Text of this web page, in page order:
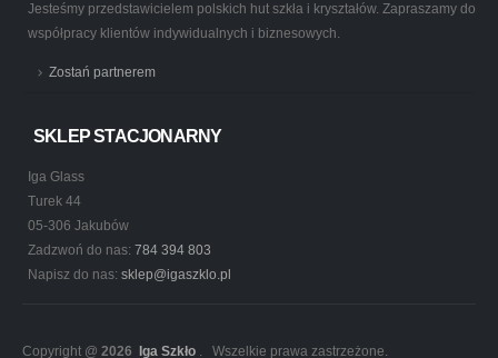
Jesteśmy przedstawicielem polskich hut szkła i kryształów. Zapraszamy do
współpracy klientów indywidualnych i biznesowych.
Zostań partnerem
SKLEP STACJONARNY
Iga Glass
Turek 44
05-306 Jakubów
Zadzwoń do nas: 784 394 803
Napisz do nas: sklep@igaszklo.pl
Copyright @ 2026 Iga Szkło . Wszelkie prawa zastrzeżone.